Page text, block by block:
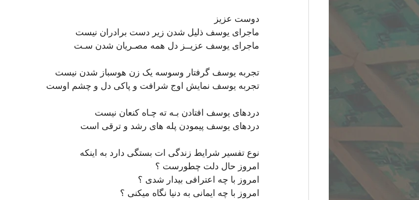
دوست عزیز
ماجرای یوسف ذلیل شدن زیر دست برادران نیست
ماجرای یوسف عزیــز دل همه مصـریان شدن سـت
تجربه یوسف گرفتار وسوسه یک زن هوسباز شدن نیست
تجربه یوسف نمایش اوج شرافت و پاکی دل و چشم اوست
دردهای یوسف افتادن بـه ته چـاه کنعان نیست
دردهای یوسف پیمودن پله های رشد و ترقی است
نوع تفسیر شرایط زندگی ات بستگی دارد به اینکه
امروز حال دلت چطورست ؟
امروز با چه اعترافی بیدار شدی ؟
امروز با چه ایمانی به دنیا نگاه میکنی ؟